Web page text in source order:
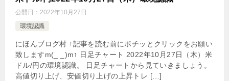
公開日： 2022年10月27日
環境認識
にほんブログ村 ↑記事を読む前にポチッとクリックをお願い
致しますm(_ _)m↑ 日足チャート 2022年10月27日（木）米
ドル/円の環境認識。 日足チャートから見ていきましょう。
高値切り上げ、安値切り上げの上昇トレ […]